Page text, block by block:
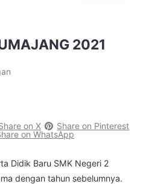
2021
on X
Share on Pinterest
on WhatsApp
Didik Baru SMK Negeri 2
dengan tahun sebelumnya.